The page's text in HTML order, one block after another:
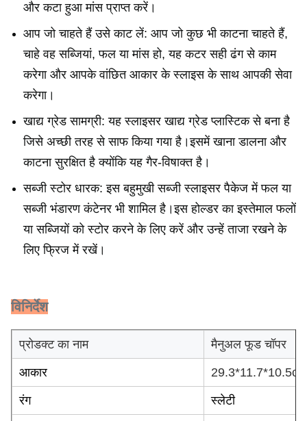
और कटा हुआ मांस प्राप्त करें।
आप जो चाहते हैं उसे काट लें: आप जो कुछ भी काटना चाहते हैं,
चाहे वह सब्जियां, फल या मांस हो, यह कटर सही ढंग से काम
करेगा और आपके वांछित आकार के स्लाइस के साथ आपकी सेवा
करेगा।
खाद्य ग्रेड सामग्री: यह स्लाइसर खाद्य ग्रेड प्लास्टिक से बना है
जिसे अच्छी तरह से साफ किया गया है।इसमें खाना डालना और
काटना सुरक्षित है क्योंकि यह गैर-विषाक्त है।
सब्जी स्टोर धारक: इस बहुमुखी सब्जी स्लाइसर पैकेज में फल या
सब्जी भंडारण कंटेनर भी शामिल है।इस होल्डर का इस्तेमाल फलों
या सब्जियों को स्टोर करने के लिए करें और उन्हें ताजा रखने के
लिए फ्रिज में रखें।
विनिर्देश
प्रोडक्ट का नाम मैनुअल फूड चॉपर
आकार
रंग स्लेटी